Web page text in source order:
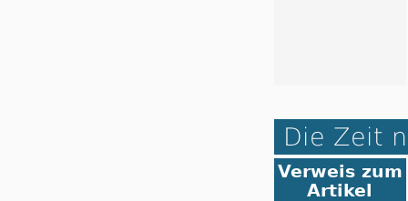
Die Zeit
Verweis zum
Artikel